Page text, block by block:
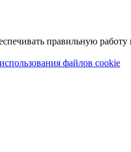
правильную работу
файлов cookie